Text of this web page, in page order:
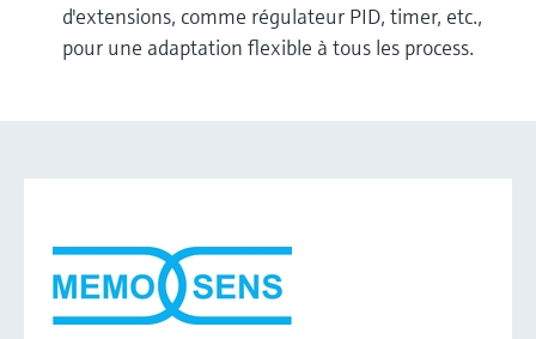
d'extensions, comme régulateur PID, timer, etc.,
pour une adaptation flexible à tous les process.